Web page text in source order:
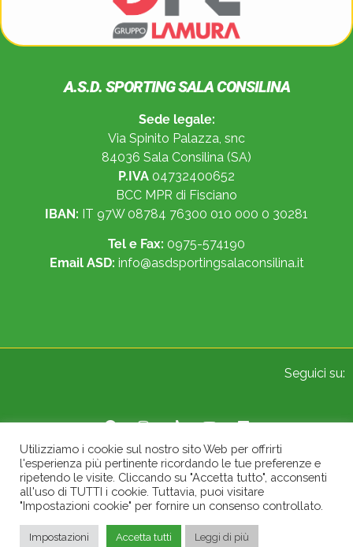
A.S.D. SPORTING SALA CONSILINA
Sede legale:
Via Spinito Palazza, snc
84036 Sala Consilina (SA)
P.IVA 04732400652
BCC MPR di Fisciano
IBAN: IT 97W 08784 76300 010 000 0 30281
Tel e Fax: 0975-574190
Email ASD: info@asdsportingsalaconsilina.it
Seguici su:
© 2022 Sporting A.S.D. Sala Consilina. All Rights Reserved.
Utilizziamo i cookie sul nostro sito Web per offrirti
l'esperienza più pertinente ricordando le tue preferenze e
ripetendo le visite. Cliccando su "Accetta tutto", acconsenti
all'uso di TUTTI i cookie. Tuttavia, puoi visitare
"Impostazioni cookie" per fornire un consenso controllato.
Impostazioni Accetta tutti Leggi di più